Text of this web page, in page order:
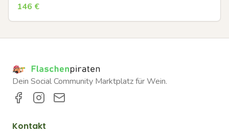
146 €
Dein Social Community Marktplatz für Wein.
Kontakt